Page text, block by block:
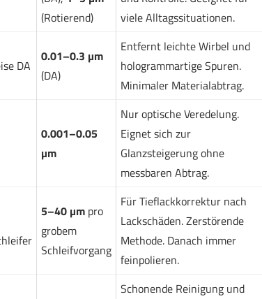
(Rotierend)
viele Alltagssituationen.
DA
0.01–0.3 µm
(DA)
Entfernt leichte Wirbel und
hologrammartige Spuren.
Minimaler Materialabtrag.
0.001–0.05
µm
Nur optische Veredelung.
Eignet sich zur
Glanzsteigerung ohne
messbaren Abtrag.
5–40 µmpro
grobem
Schleifvorgang
Für Tieflackkorrektur nach
Lackschäden. Zerstörende
Methode. Danach immer
feinpolieren.
Schonende Reinigung und